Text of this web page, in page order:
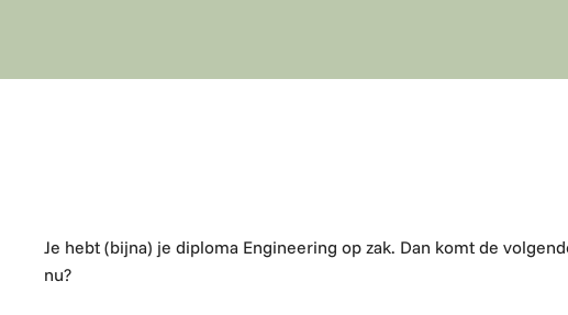
Je hebt (bijna) je diploma Engineering op zak. Dan komt de
nu?